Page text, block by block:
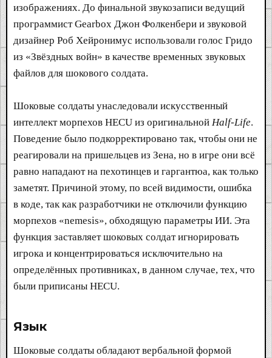
изображениях. До финальной звукозаписи ведущий
программист Gearbox Джон Фолкенбери и звуковой
дизайнер Роб Хейронимус использовали голос Гридо
из «Звёздных войн» в качестве временных звуковых
файлов для шокового солдата.
Шоковые солдаты унаследовали искусственный
интеллект морпехов HECU из оригинальной Half-Life.
Поведение было подкорректировано так, чтобы они не
реагировали на пришельцев из Зена, но в игре они всё
равно нападают на пехотинцев и гаргантюа, как только
заметят. Причиной этому, по всей видимости, ошибка
в коде, так как разработчики не отключили функцию
морпехов «nemesis», обходящую параметры ИИ. Эта
функция заставляет шоковых солдат игнорировать
игрока и концентрироваться исключительно на
определённых противниках, в данном случае, тех, что
были приписаны HECU.
Язык​
Шоковые солдаты обладают вербальной формой